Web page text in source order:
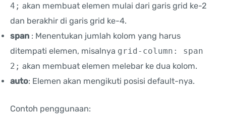
4; akan membuat elemen mulai dari garis grid ke-2
dan berakhir di garis grid ke-4.
span : Menentukan jumlah kolom yang harus
ditempati elemen, misalnya grid-column: span
2; akan membuat elemen melebar ke dua kolom.
auto: Elemen akan mengikuti posisi default-nya.
Contoh penggunaan: